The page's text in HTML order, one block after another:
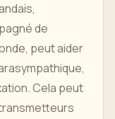
de
peut aider
Cela peut